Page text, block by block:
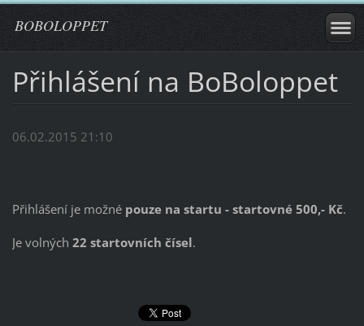
BOBOLOPPET
Přihlášení na BoBoloppet
06.02.2015 21:10
Přihlášení je možné pouze na startu - startovné 500,- Kč.
Je volných 22 startovních čísel.